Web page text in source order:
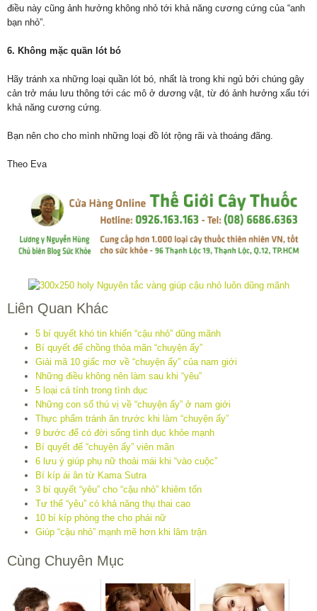
điều này cũng ảnh hưởng không nhỏ tới khả năng cương cứng của “anh
bạn nhỏ”.
6. Không mặc quần lót bó
Hãy tránh xa những loại quần lót bó, nhất là trong khi ngủ bởi chúng gây
cản trở máu lưu thông tới các mô ở dương vật, từ đó ảnh hưởng xấu tới
khả năng cương cứng.
Bạn nên cho cho mình những loại đồ lót rộng rãi và thoáng đãng.
Theo Eva
Liên Quan Khác
5 bí quyết khó tin khiến “cậu nhỏ” dũng mãnh
Bí quyết để chồng thỏa mãn “chuyện ấy”
Giải mã 10 giấc mơ về “chuyện ấy” của nam giới
Những điều không nên làm sau khi “yêu”
5 loại cá tính trong tình dục
Những con số thú vị về “chuyện ấy” ở nam giới
Thực phẩm tránh ăn trước khi làm “chuyện ấy”
9 bước để có đời sống tình dục khỏe mạnh
Bí quyết để “chuyện ấy” viên mãn
6 lưu ý giúp phụ nữ thoải mái khi “vào cuộc”
Bí kíp ái ân từ Kama Sutra
3 bí quyết “yêu” cho “cậu nhỏ” khiêm tốn
Tư thế “yêu” có khả năng thụ thai cao
10 bí kíp phòng the cho phái nữ
Giúp “cậu nhỏ” mạnh mẽ hơn khi lâm trận
Cùng Chuyên Mục